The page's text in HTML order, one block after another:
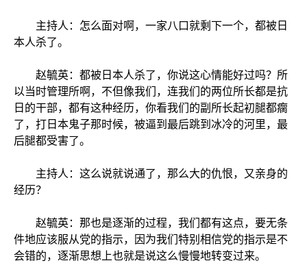
主持人：怎么面对啊，一家八口就剩下一个，都被日
本人杀了。
赵毓英：都被日本人杀了，你说这心情能好过吗？所
以当时管理所啊，不但像我们，连我们的两位所长都是抗
日的干部，都有这种经历，你看我们的副所长起初腿都瘸
了，打日本鬼子那时候，被逼到最后跳到冰冷的河里，最
后腿都受害了。
主持人：这么说就说通了，那么大的仇恨，又亲身的
经历？
赵毓英：那也是逐渐的过程，我们都有这点，要无条
件地应该服从党的指示，因为我们特别相信党的指示是不
会错的，逐渐思想上也就是说这么慢慢地转变过来。